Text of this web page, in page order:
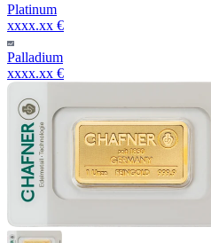
Platinum
xxxx.xx €
Palladium
xxxx.xx €